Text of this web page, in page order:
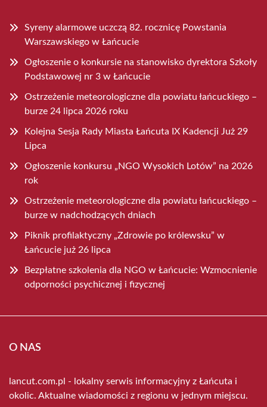
Syreny alarmowe uczczą 82. rocznicę Powstania
Warszawskiego w Łańcucie
Ogłoszenie o konkursie na stanowisko dyrektora Szkoły
Podstawowej nr 3 w Łańcucie
Ostrzeżenie meteorologiczne dla powiatu łańcuckiego –
burze 24 lipca 2026 roku
Kolejna Sesja Rady Miasta Łańcuta IX Kadencji Już 29
Lipca
Ogłoszenie konkursu „NGO Wysokich Lotów” na 2026
rok
Ostrzeżenie meteorologiczne dla powiatu łańcuckiego –
burze w nadchodzących dniach
Piknik profilaktyczny „Zdrowie po królewsku” w
Łańcucie już 26 lipca
Bezpłatne szkolenia dla NGO w Łańcucie: Wzmocnienie
odporności psychicznej i fizycznej
O NAS
lancut.com.pl - lokalny serwis informacyjny z Łańcuta i
okolic. Aktualne wiadomości z regionu w jednym miejscu.